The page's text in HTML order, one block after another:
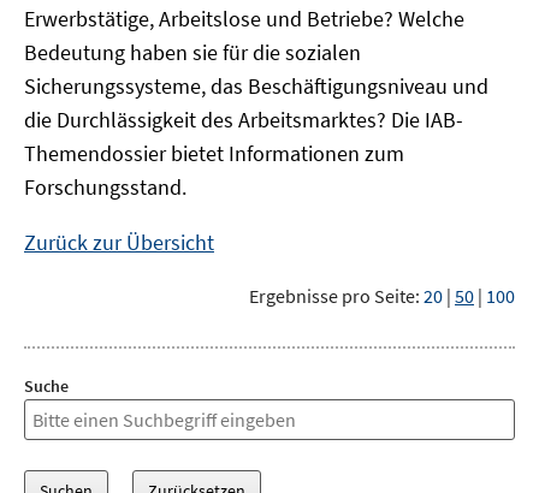
Erwerbstätige, Arbeitslose und Betriebe? Welche
Bedeutung haben sie für die sozialen
Sicherungssysteme, das Beschäftigungsniveau und
die Durchlässigkeit des Arbeitsmarktes? Die IAB-
Themendossier bietet Informationen zum
Forschungsstand.
Zurück zur Übersicht
Ergebnisse pro Seite: 20 | 50 | 100
Suche